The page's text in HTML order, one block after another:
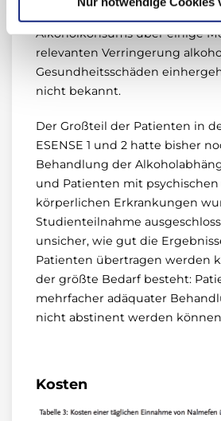
Alkoholkonsums über einige
relevanten Verringerung
Gesundheitsschäden
nicht bekannt.
Der Großteil der Patienten in
ESENSE 1 und 2 hatte bisher
Behandlung der
und Patienten mit
körperlichen Erkrankungen
Studienteilnahme
unsicher, wie gut die
Patienten übertragen werden
der größte Bedarf besteht:
mehrfacher adäquater
nicht abstinent werden
Kosten